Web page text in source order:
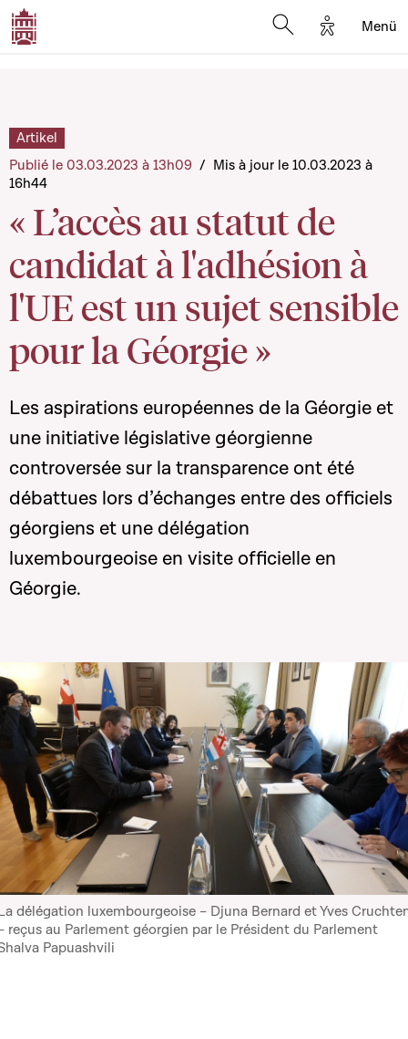
Options
Menü
« L’accès au statut de
candidat à l'adhésion à
l'UE est un sujet sensible
pour la Géorgie »
Artikel
Publié le 03.03.2023 à 13h09 / Mis à jour le 10.03.2023 à
16h44
Les aspirations européennes de la Géorgie et
une initiative législative géorgienne
controversée sur la transparence ont été
débattues lors d’échanges entre des officiels
géorgiens et une délégation
luxembourgeoise en visite officielle en
Géorgie.
délégation luxembourgeoise – Djuna Bernard et Yves
reçus au Parlement géorgien par le Président du Parlement
Papuashvili